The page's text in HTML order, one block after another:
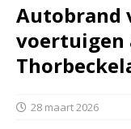
Autobrand
voertuigen
28 maart 2026